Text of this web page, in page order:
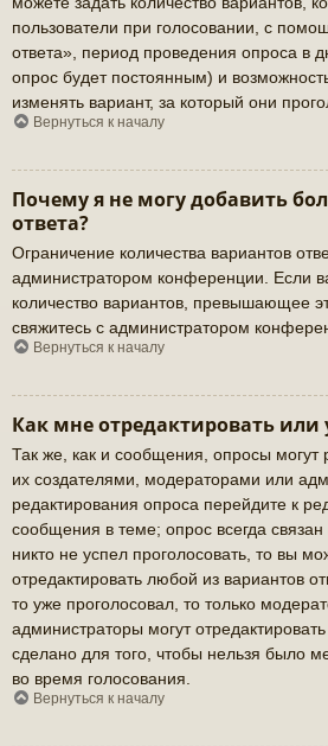
пользователи при голосовании, с
ответа», период проведения опроса в
опрос будет постоянным) и
изменять вариант, за который они
Вернуться к началу
Почему я не могу добавить
ответа?
Ограничение количества вариантов
администратором конференции. Если
количество вариантов, превышающее
свяжитесь с администратором
Вернуться к началу
Как мне отредактировать или
Так же, как и сообщения, опросы могут
их создателями, модераторами или
редактирования опроса перейдите к
сообщения в теме; опрос всегда
никто не успел проголосовать, то вы
отредактировать любой из вариантов
то уже проголосовал, то только
администраторы могут
сделано для того, чтобы нельзя было
во время голосования.
Вернуться к началу